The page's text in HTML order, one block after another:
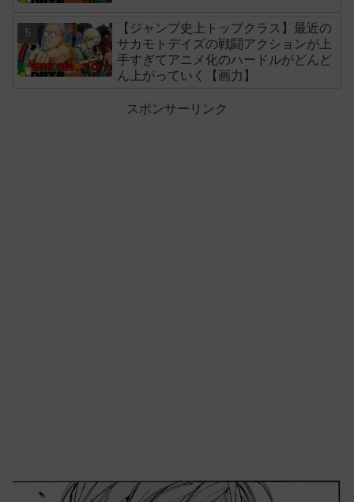
【ジャンプ史上トップクラス】最近の
サカモトデイズの戦闘アクションが上
手すぎてアニメ化のハードルがどんど
ん上がっていく【画力】
スポンサーリンク